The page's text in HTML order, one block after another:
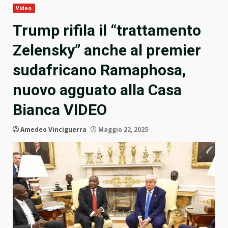
Video
Trump rifila il “trattamento
Zelensky” anche al premier
sudafricano Ramaphosa,
nuovo agguato alla Casa
Bianca VIDEO
Amedeo Vinciguerra Maggio 22, 2025